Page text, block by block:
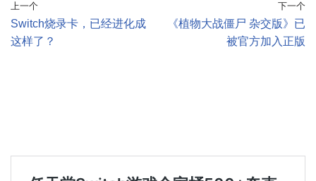
上一个
Switch烧录卡，已经进化成
这样了？
下一个
《植物大战僵尸 杂交版》已
被官方加入正版